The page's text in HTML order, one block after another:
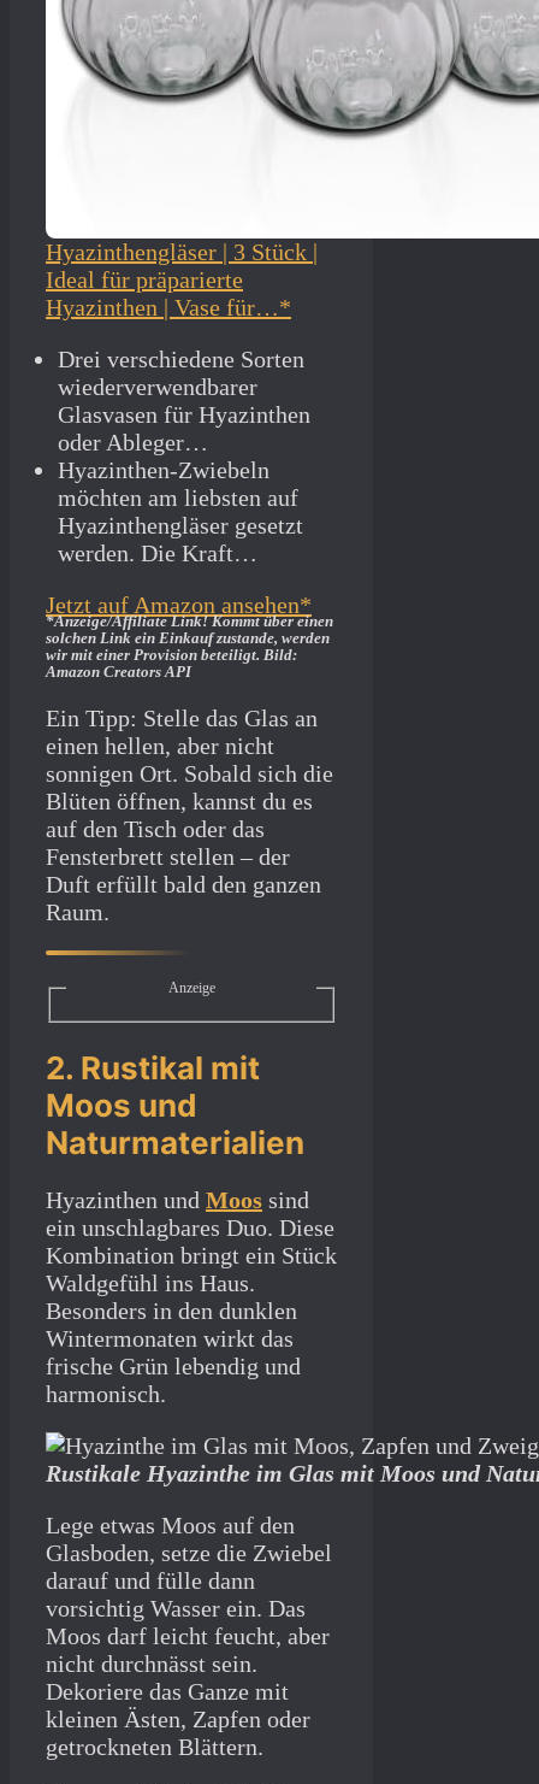
Hyazinthengläser | 3 Stück |
Ideal für präparierte
Hyazinthen | Vase für…*
Drei verschiedene Sorten
wiederverwendbarer
Glasvasen für Hyazinthen
oder Ableger…
Hyazinthen-Zwiebeln
möchten am liebsten auf
Hyazinthengläser gesetzt
werden. Die Kraft…
Jetzt auf Amazon ansehen*
*Anzeige/Affiliate Link! Kommt über einen
solchen Link ein Einkauf zustande, werden
wir mit­ einer Provision beteiligt. Bild:
Amazon Creators API
Ein Tipp: Stelle das Glas an
einen hellen, aber nicht
sonnigen Ort. Sobald sich die
Blüten öffnen, kannst du es
auf den Tisch oder das
Fensterbrett stellen – der
Duft erfüllt bald den ganzen
Raum.
Anzeige
2. Rustikal mit
Moos und
Naturmaterialien
Hyazinthen und Moos sind
ein unschlagbares Duo. Diese
Kombination bringt ein Stück
Waldgefühl ins Haus.
Besonders in den dunklen
Wintermonaten wirkt das
frische Grün lebendig und
harmonisch.
Rustikale Hyazinthe im Glas mit Moos und
Lege etwas Moos auf den
Glasboden, setze die Zwiebel
darauf und fülle dann
vorsichtig Wasser ein. Das
Moos darf leicht feucht, aber
nicht durchnässt sein.
Dekoriere das Ganze mit
kleinen Ästen, Zapfen oder
getrockneten Blättern.